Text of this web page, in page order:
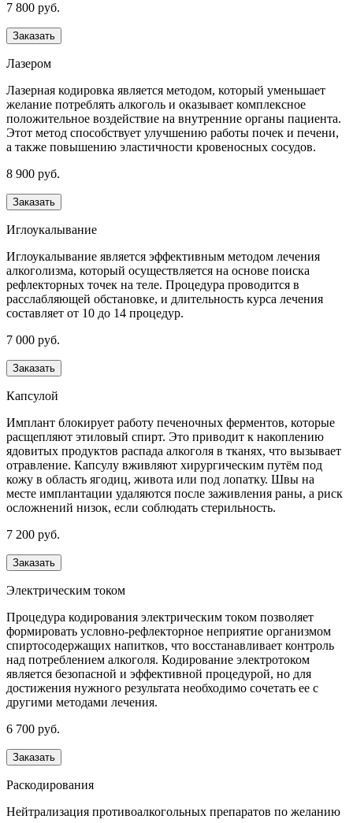
7 800 руб.
Заказать
Лазером
Лазерная кодировка является методом, который уменьшает
желание потреблять алкоголь и оказывает комплексное
положительное воздействие на внутренние органы пациента.
Этот метод способствует улучшению работы почек и печени,
а также повышению эластичности кровеносных сосудов.
8 900 руб.
Заказать
Иглоукалывание
Иглоукалывание является эффективным методом лечения
алкоголизма, который осуществляется на основе поиска
рефлекторных точек на теле. Процедура проводится в
расслабляющей обстановке, и длительность курса лечения
составляет от 10 до 14 процедур.
7 000 руб.
Заказать
Капсулой
Имплант блокирует работу печеночных ферментов, которые
расщепляют этиловый спирт. Это приводит к накоплению
ядовитых продуктов распада алкоголя в тканях, что вызывает
отравление. Капсулу вживляют хирургическим путём под
кожу в область ягодиц, живота или под лопатку. Швы на
месте имплантации удаляются после заживления раны, а риск
осложнений низок, если соблюдать стерильность.
7 200 руб.
Заказать
Электрическим током
Процедура кодирования электрическим током позволяет
формировать условно-рефлекторное неприятие организмом
спиртосодержащих напитков, что восстанавливает контроль
над потреблением алкоголя. Кодирование электротоком
является безопасной и эффективной процедурой, но для
достижения нужного результата необходимо сочетать ее с
другими методами лечения.
6 700 руб.
Заказать
Раскодирования
Нейтрализация противоалкогольных препаратов по желанию